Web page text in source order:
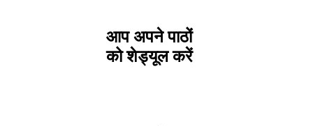
आप अपने पाठों
को शेड्यूल करें